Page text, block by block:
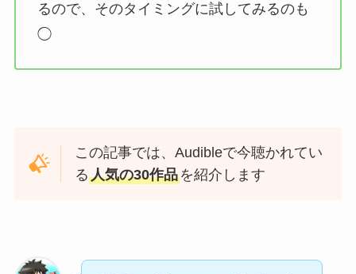
るので、そのタイミングに試してみるのも
◯
この記事では、Audibleで今聴かれてい
る人気の30作品を紹介します